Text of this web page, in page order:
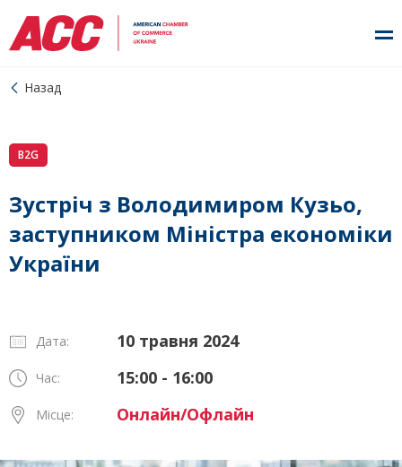
Назад
B2G
Зустріч з Володимиром Кузьо,
заступником Міністра економіки
України
Дата: 10 травня 2024
Час: 15:00 - 16:00
Місце: Онлайн/Офлайн